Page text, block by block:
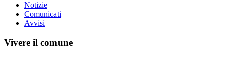
Notizie
Comunicati
Avvisi
Vivere il comune